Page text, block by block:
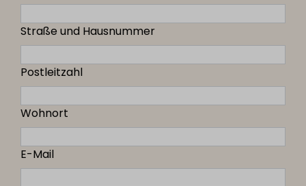
Straße und Hausnummer
Postleitzahl
Wohnort
E-Mail